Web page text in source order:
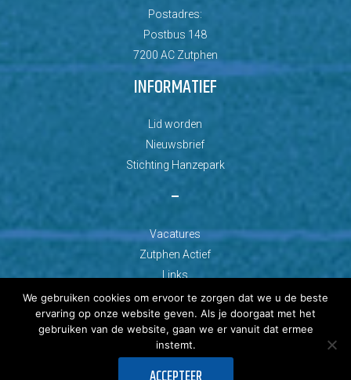
Postadres:
Postbus 148
7200 AC Zutphen
INFORMATIEF
Lid worden
Nieuwsbrief
Stichting Hanzepark
–
Vacatures
Zutphen Actief
Links
© Copyright 2026 AZC Zutphen
Ontwikkeld door: Best4u Group B.V.
We gebruiken cookies om ervoor te zorgen dat we u de beste
ervaring op onze website geven. Als je doorgaat met het
gebruiken van de website, gaan we er vanuit dat ermee
instemt.